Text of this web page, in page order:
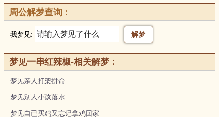
周公解梦查询：
我梦见:
梦见一串红辣椒-相关解梦：
梦见亲人打架拼命
梦见别人小孩落水
梦见自已买鸡又忘记拿鸡回家